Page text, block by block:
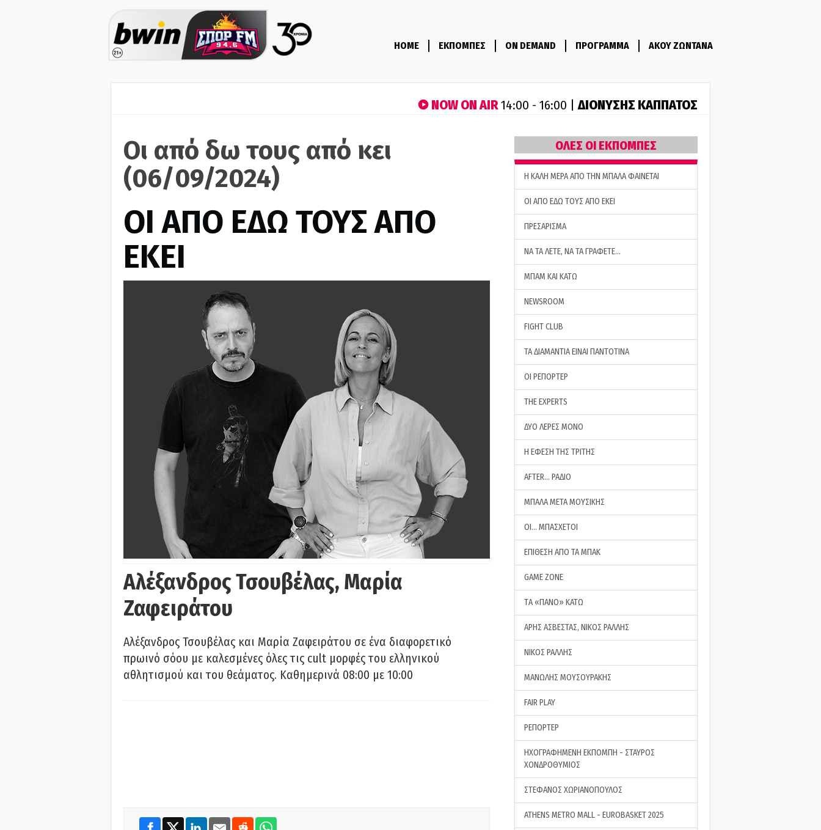
HOME ΕΚΠΟΜΠΕΣ ON DEMAND ΠΡΟΓΡΑΜΜΑ ΑΚΟΥ ΖΩΝΤΑΝΑ
NOW ON AIR14:00 - 16:00 |ΔΙΟΝΥΣΗΣ ΚΑΠΠΑΤΟΣ
Οι από δω τους από κει
(06/09/2024)
ΟΙ ΑΠΟ ΕΔΩ ΤΟΥΣ ΑΠΟ
ΕΚΕΙ
Αλέξανδρος Τσουβέλας, Μαρία
Ζαφειράτου
Αλέξανδρος Τσουβέλας και Μαρία Ζαφειράτου σε ένα διαφορετικό
πρωινό σόου με καλεσμένες όλες τις cult μορφές του ελληνικού
αθλητισμού και του θεάματος. Καθημερινά 08:00 με 10:00
ΟΛΕΣ ΟΙ ΕΚΠΟΜΠΕΣ
H ΚΑΛΗ ΜΕΡΑ ΑΠΟ ΤΗΝ ΜΠΑΛΑ ΦΑΙΝΕΤΑΙ
ΟΙ ΑΠΟ ΕΔΩ ΤΟΥΣ ΑΠΟ ΕΚΕΙ
ΠΡΕΣΑΡΙΣΜΑ
ΝΑ ΤΑ ΛΕΤΕ, ΝΑ ΤΑ ΓΡΑΦΕΤΕ…
ΜΠΑΜ ΚΑΙ ΚΑΤΩ
NEWSROOM
FIGHT CLUB
ΤΑ ΔΙΑΜΑΝΤΙΑ ΕΙΝΑΙ ΠΑΝΤΟΤΙΝΑ
ΟΙ ΡΕΠΟΡΤΕΡ
THE EXPERTS
ΔΥΟ ΛΕΡΕΣ ΜΟΝΟ
Η ΕΦΕΣΗ ΤΗΣ ΤΡΙΤΗΣ
AFTER… ΡΑΔΙΟ
ΜΠΑΛΑ ΜΕΤΑ ΜΟΥΣΙΚΗΣ
ΟΙ… ΜΠΑΣΧΕΤΟΙ
ΕΠΙΘΕΣΗ ΑΠΟ ΤΑ ΜΠΑΚ
GAME ZONE
ΤA «ΠΑΝΟ» ΚΑΤΩ
ΑΡΗΣ ΑΣΒΕΣΤΑΣ, ΝΙΚΟΣ ΡΑΛΛΗΣ
ΝΙΚΟΣ ΡΑΛΛΗΣ
ΜΑΝΩΛΗΣ ΜΟΥΣΟΥΡΑΚΗΣ
FAIR PLAY
ΡΕΠΟΡΤΕΡ
ΗΧΟΓΡΑΦΗΜΕΝΗ ΕΚΠΟΜΠΗ - ΣΤΑΥΡΟΣ
ΧΟΝΔΡΟΘΥΜΙΟΣ
ΣΤΕΦΑΝΟΣ ΧΩΡΙΑΝΟΠΟΥΛΟΣ
ATHENS METRO MALL - EUROBASKET 2025